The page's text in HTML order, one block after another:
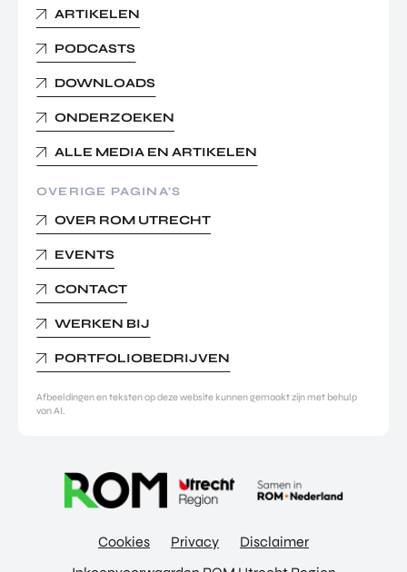
ARTIKELEN
PODCASTS
DOWNLOADS
ONDERZOEKEN
ALLE MEDIA EN ARTIKELEN
OVERIGE PAGINA’S
OVER ROM UTRECHT
EVENTS
CONTACT
WERKEN BIJ
PORTFOLIOBEDRIJVEN
Afbeeldingen en teksten op deze website kunnen gemaakt zijn met behulp
van AI.
Cookies Privacy
Disclaimer